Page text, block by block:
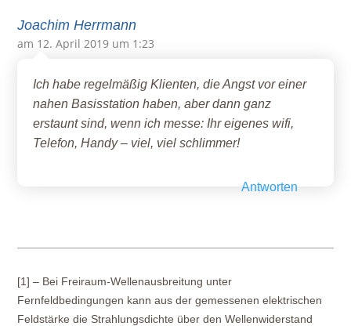
Joachim Herrmann
am 12. April 2019 um 1:23
Ich habe regelmäßig Klienten, die Angst vor einer
nahen Basisstation haben, aber dann ganz
erstaunt sind, wenn ich messe: Ihr eigenes wifi,
Telefon, Handy – viel, viel schlimmer!
Antworten
[1] – Bei Freiraum-Wellenausbreitung unter
Fernfeldbedingungen kann aus der gemessenen elektrischen
Feldstärke die Strahlungsdichte über den Wellenwiderstand